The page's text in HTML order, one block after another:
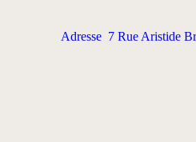
Adresse 7 Rue Aristide